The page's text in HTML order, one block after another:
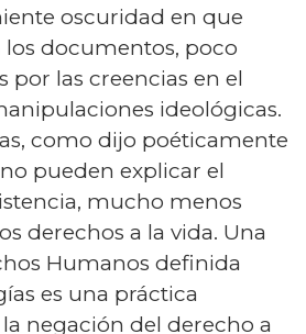
oscuridad en que
documentos, poco
por las creencias en el
ideológicas.
como dijo poéticamente
pueden explicar el
mucho menos
derechos a la vida. Una
Humanos definida
es una práctica
negación del derecho a